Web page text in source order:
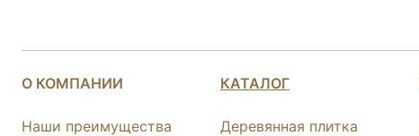
О КОМПАНИИ
Наши преимущества
КАТАЛОГ
Деревянная плитка